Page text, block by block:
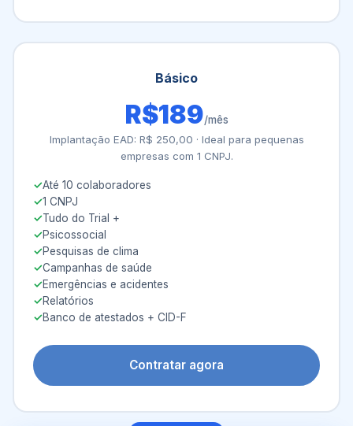
Básico
R$189/mês
Implantação EAD: R$ 250,00 · Ideal para pequenas
empresas com 1 CNPJ.
Até 10 colaboradores
1 CNPJ
Tudo do Trial +
Psicossocial
Pesquisas de clima
Campanhas de saúde
Emergências e acidentes
Relatórios
Banco de atestados + CID-F
Contratar agora